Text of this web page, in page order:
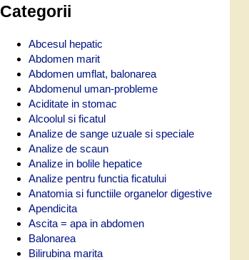
Categorii
Abcesul hepatic
Abdomen marit
Abdomen umflat, balonarea
Abdomenul uman-probleme
Aciditate in stomac
Alcoolul si ficatul
Analize de sange uzuale si speciale
Analize de scaun
Analize in bolile hepatice
Analize pentru functia ficatului
Anatomia si functiile organelor digestive
Apendicita
Ascita = apa in abdomen
Balonarea
Bilirubina marita